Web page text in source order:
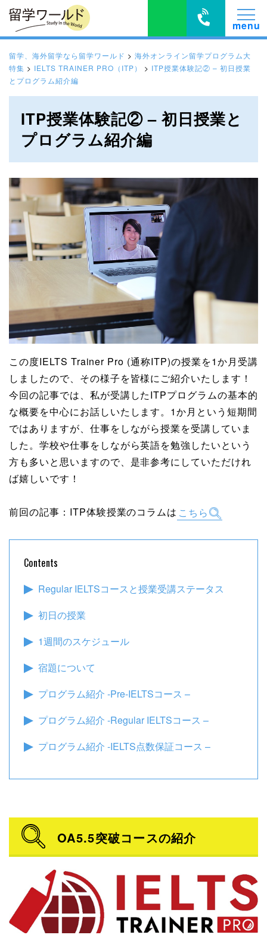
留学、海外留学なら留学ワールド > 海外オンライン留学プログラム大
特集 > IELTS TRAINER PRO（ITP） > ITP授業体験記② – 初日授業
とプログラム紹介編
ITP授業体験記② – 初日授業と
プログラム紹介編
この度IELTS Trainer Pro (通称ITP)の授業を1か月受講
しましたので、その様子を皆様にご紹介いたします！
今回の記事では、私が受講したITPプログラムの基本的
な概要を中心にお話しいたします。1か月という短期間
ではありますが、仕事をしながら授業を受講していま
した。学校や仕事をしながら英語を勉強したいという
方も多いと思いますので、是非参考にしていただけれ
ば嬉しいです！
前回の記事：ITP体験授業のコラムは こちら
Contents
Regular IELTSコースと授業受講ステータス
初日の授業
1週間のスケジュール
宿題について
プログラム紹介 -Pre-IELTSコース –
プログラム紹介 -Regular IELTSコース –
プログラム紹介 -IELTS点数保証コース –
OA5.5突破コースの紹介